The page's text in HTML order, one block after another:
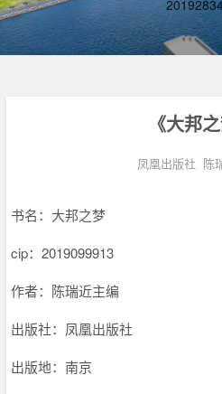
《大邦之
凤凰出版社 陈
书名：大邦之梦
cip： 2019099913
作者：陈瑞近主编
出版社：凤凰出版社
出版地：南京